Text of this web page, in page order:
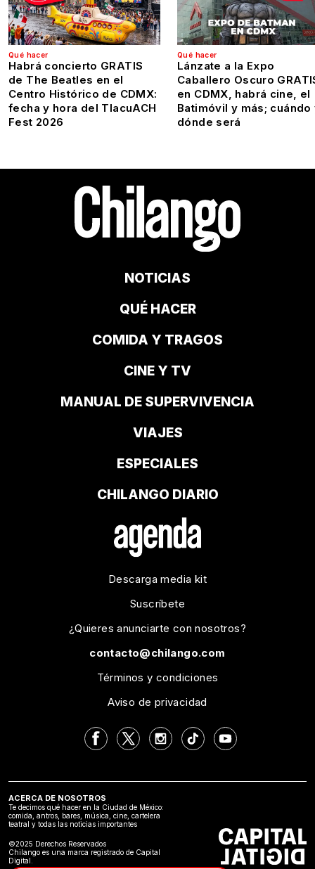
Qué hacer
Habrá concierto GRATIS
de The Beatles en el
Centro Histórico de CDMX:
fecha y hora del TlacuACH
Fest 2026
Qué hacer
Lánzate a la Expo
Caballero Oscuro
en CDMX, habrá cine, el
Batimóvil y más; cuándo
dónde será
NOTICIAS
QUÉ HACER
COMIDA Y TRAGOS
CINE Y TV
MANUAL DE SUPERVIVENCIA
VIAJES
ESPECIALES
CHILANGO DIARIO
Descarga media kit
Suscríbete
¿Quieres anunciarte con nosotros?
contacto@chilango.com
Términos y condiciones
Aviso de privacidad
ACERCA DE NOSOTROS
Te decimos qué hacer en la Ciudad de México:
comida, antros, bares, música, cine, cartelera
teatral y todas las noticias importantes
©2025 Derechos Reservados
Chilango es una marca registrado de Capital
Digital.